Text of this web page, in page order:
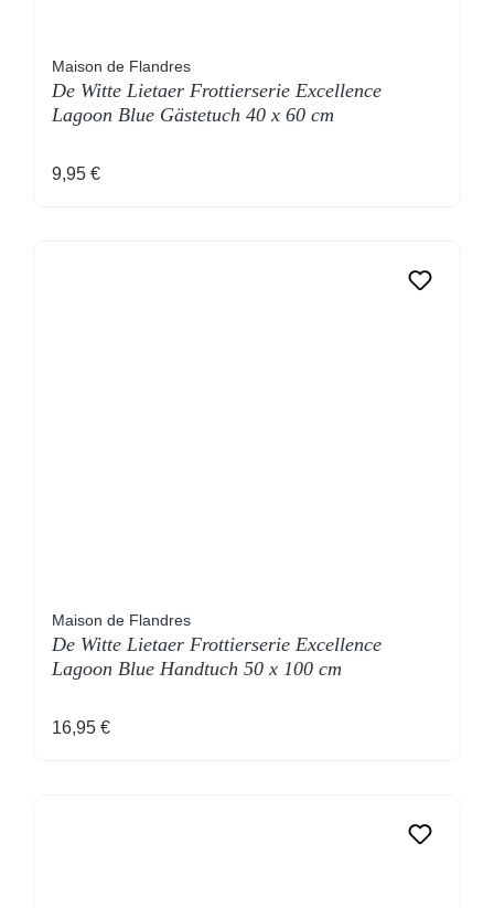
Maison de Flandres
De Witte Lietaer Frottierserie Excellence
Lagoon Blue Gästetuch 40 x 60 cm
Regulärer Preis:
9,95 €
Maison de Flandres
De Witte Lietaer Frottierserie Excellence
Lagoon Blue Handtuch 50 x 100 cm
Regulärer Preis:
16,95 €